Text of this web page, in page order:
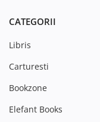
CATEGORII
Libris
Carturesti
Bookzone
Elefant Books